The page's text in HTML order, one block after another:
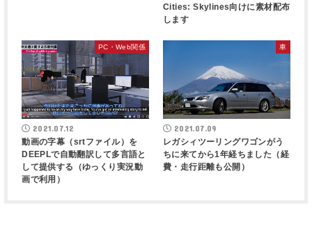
Cities: Skylines向けに素材配布
します
PC・Web関係
2021.07.12
動画の字幕（srtファイル）を
DEEPLで自動翻訳して多言語と
して提供する（ゆっくり実況動
画で利用）
車
2021.07.09
レガシィツーリングワゴンがう
ちに来てから1年経ちました（経
費・走行距離も公開）